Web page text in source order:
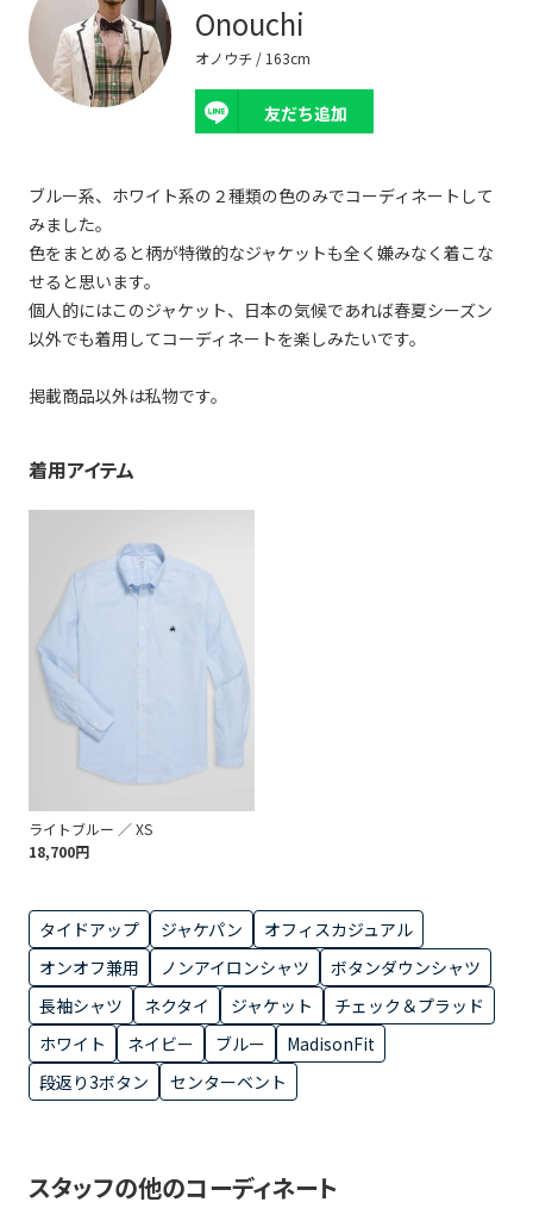
Onouchi
オノウチ/ 163cm
友だち追加
ブルー系、ホワイト系の２種類の色のみでコーディネートして
みました。
色をまとめると柄が特徴的なジャケットも全く嫌みなく着こな
せると思います。
個人的にはこのジャケット、日本の気候であれば春夏シーズン
以外でも着用してコーディネートを楽しみたいです。
掲載商品以外は私物です。
着用アイテム
ライトブルー ／ XS
18,700円
タイドアップ ジャケパン
オフィスカジュアル
オンオフ兼用
ノンアイロンシャツ
ボタンダウンシャツ
長袖シャツ
ネクタイ ジャケット
チェック＆プラッド
ホワイト
ネイビー ブルー
MadisonFit
段返り3ボタン
センターベント
スタッフの他のコーディネート